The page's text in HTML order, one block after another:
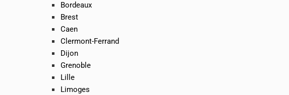
Bordeaux
Brest
Caen
Clermont-Ferrand
Dijon
Grenoble
Lille
Limoges